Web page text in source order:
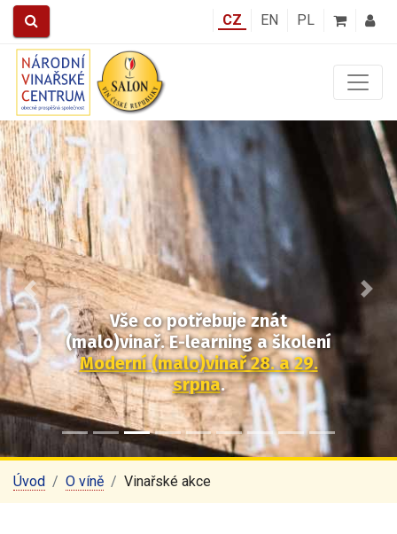
CZ EN PL
Vše co potřebuje znát
(malo)vinař. E-learning a školení
Moderní (malo)vinař 28. a 29.
srpna.
Předchozí Další
Úvod O víně Vinařské akce